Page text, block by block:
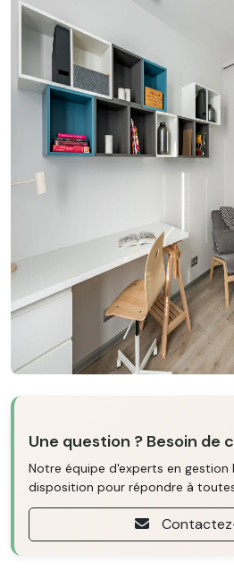
Une question ? Besoin de
Notre équipe d'experts en
disposition pour répondre à